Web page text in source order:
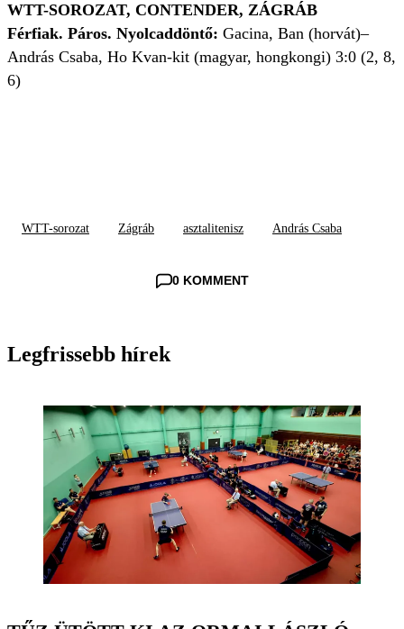
WTT-SOROZAT, CONTENDER, ZÁGRÁB
Férfiak. Páros. Nyolcaddöntő: Gacina, Ban (horvát)–
András Csaba, Ho Kvan-kit (magyar, hongkongi) 3:0 (2, 8,
6)
WTT-sorozat Zágráb asztalitenisz András Csaba
0 KOMMENT
Legfrissebb hírek